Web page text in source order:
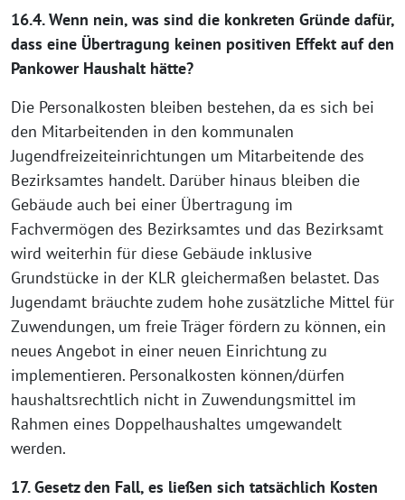
16.4. Wenn nein, was sind die konkreten Gründe dafür,
dass eine Übertragung keinen positiven Effekt auf den
Pankower Haushalt hätte?
Die Personalkosten bleiben bestehen, da es sich bei
den Mitarbeitenden in den kommunalen
Jugendfreizeiteinrichtungen um Mitarbeitende des
Bezirksamtes handelt. Darüber hinaus bleiben die
Gebäude auch bei einer Übertragung im
Fachvermögen des Bezirksamtes und das Bezirksamt
wird weiterhin für diese Gebäude inklusive
Grundstücke in der KLR gleichermaßen belastet. Das
Jugendamt bräuchte zudem hohe zusätzliche Mittel für
Zuwendungen, um freie Träger fördern zu können, ein
neues Angebot in einer neuen Einrichtung zu
implementieren. Personalkosten können/dürfen
haushaltsrechtlich nicht in Zuwendungsmittel im
Rahmen eines Doppelhaushaltes umgewandelt
werden.
17. Gesetz den Fall, es ließen sich tatsächlich Kosten